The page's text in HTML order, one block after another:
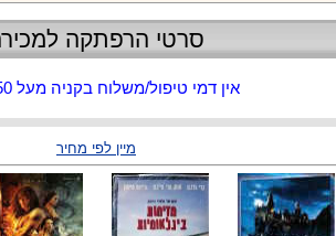
סרטי הרפתקה
אין דמי טיפול/משלוח בקניה מעל 350 ש"ח
מיין לפי מחיר